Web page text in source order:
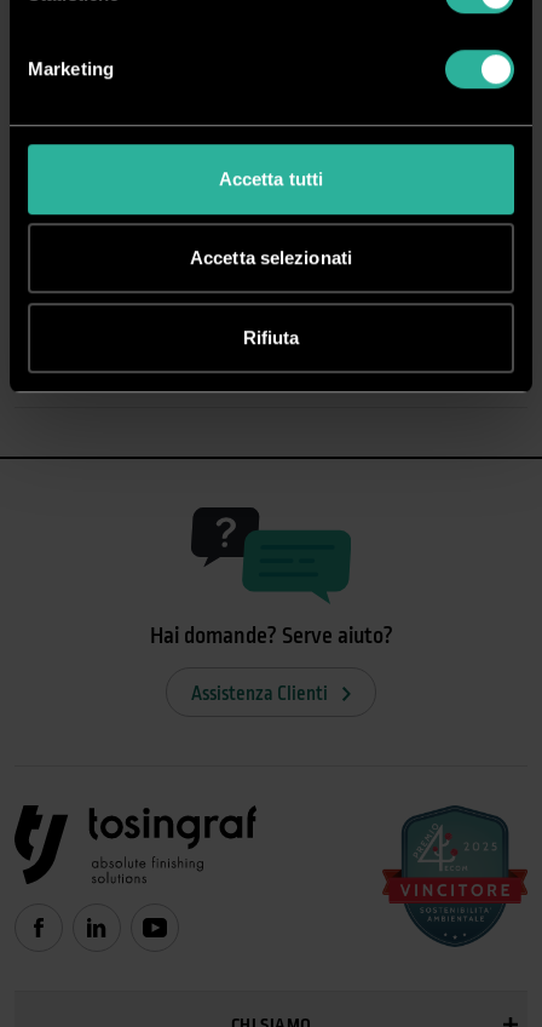
Marketing
Accetta tutti
Accetta selezionati
Rifiuta
Per IDEAL AP30 Pro / AP40 Pro
Cover in tessuto lavabile realizzata con materiali di alta qualità.
Utile anche come prefiltro aggiuntivo.
Hai domande? Serve aiuto?
Assistenza Clienti